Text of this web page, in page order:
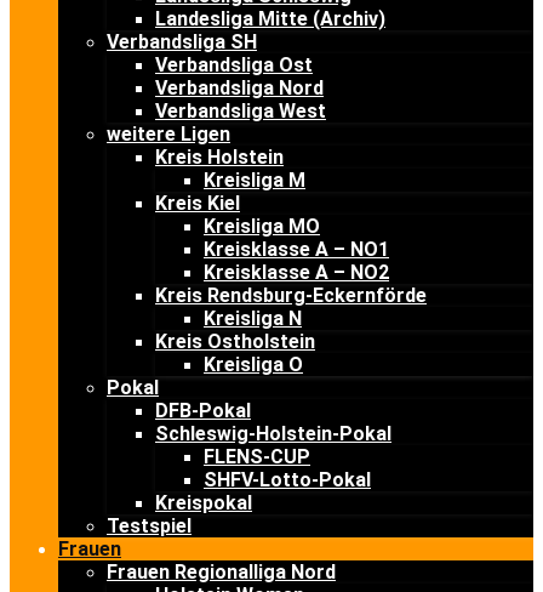
Landesliga Mitte (Archiv)
Verbandsliga SH
Verbandsliga Ost
Verbandsliga Nord
Verbandsliga West
weitere Ligen
Kreis Holstein
Kreisliga M
Kreis Kiel
Kreisliga MO
Kreisklasse A – NO1
Kreisklasse A – NO2
Kreis Rendsburg-Eckernförde
Kreisliga N
Kreis Ostholstein
Kreisliga O
Pokal
DFB-Pokal
Schleswig-Holstein-Pokal
FLENS-CUP
SHFV-Lotto-Pokal
Kreispokal
Testspiel
Frauen
Frauen Regionalliga Nord